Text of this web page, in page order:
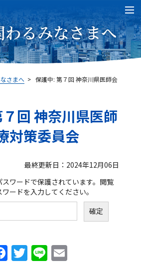
るみなさまへ
さまへ >保護中: 第７回 神奈川県医師会
回 神奈川県医師
対策委員会
最終更新日：2024年12月06日
ワードで保護されています。閲覧
ードを入力してください。
F T Li